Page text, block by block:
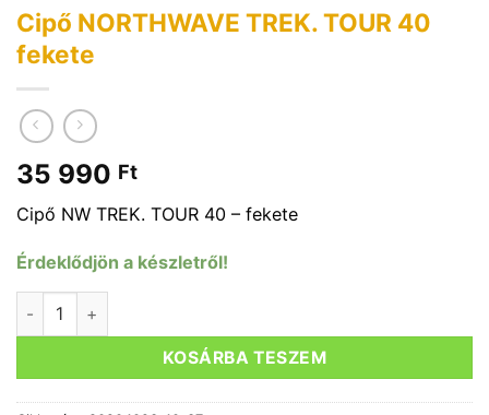
Cipő NORTHWAVE TREK. TOUR 40
fekete
35 990 Ft
Cipő NW TREK. TOUR 40 – fekete
Érdeklődjön a készletről!
Cipő NORTHWAVE TREK. TOUR 40 fekete mennyiség
KOSÁRBA TESZEM